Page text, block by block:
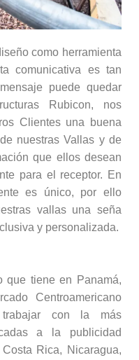
como herramienta
comunicativa es tan
puede quedar
Rubicon, nos
Clientes una buena
nuestras Vallas y de
que ellos desean
para el receptor. En
es único, por ello
vallas una seña
y personalizada.
que tiene en Panamá,
Centroamericano
con la más
a la publicidad
Rica, Nicaragua,